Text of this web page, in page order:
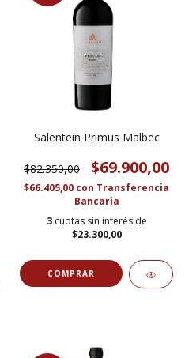
Salentein Primus Malbec
$82.350,00 $69.900,00
$66.405,00 con Transferencia
Bancaria
3 cuotas sin interés de
$23.300,00